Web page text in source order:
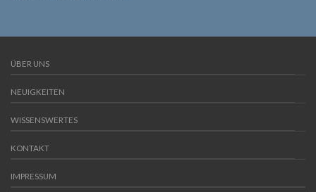
ÜBER UNS
NEUIGKEITEN
WISSENSWERTES
KONTAKT
IMPRESSUM